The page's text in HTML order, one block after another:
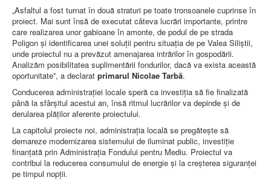
„Asfaltul a fost turnat în două straturi pe toate tronsoanele cuprinse în
proiect. Mai sunt însă de executat câteva lucrări importante, printre
care realizarea unor gabioane în amonte, de podul de pe strada
Poligon și identificarea unei soluții pentru situația de pe Valea Siliștii,
unde proiectul nu a prevăzut amenajarea intrărilor în gospodării.
Analizăm posibilitatea suplimentării fondurilor, dacă va exista această
oportunitate”, a declarat primarul Nicolae Tarbă.
Conducerea administrației locale speră ca investiția să fie finalizată
până la sfârșitul acestui an, însă ritmul lucrărilor va depinde și de
derularea plăților aferente proiectului.
La capitolul proiecte noi, administrația locală se pregătește să
demareze modernizarea sistemului de iluminat public, investiție
finanțată prin Administrația Fondului pentru Mediu. Proiectul va
contribui la reducerea consumului de energie și la creșterea siguranței
pe timpul nopții.